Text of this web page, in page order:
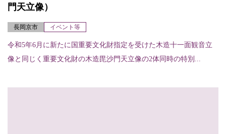
門天立像）
長岡京市 イベント等
令和5年6月に新たに国重要文化財指定を受けた木造十一面観音立
像と同じく重要文化財の木造毘沙門天立像の2体同時の特別...